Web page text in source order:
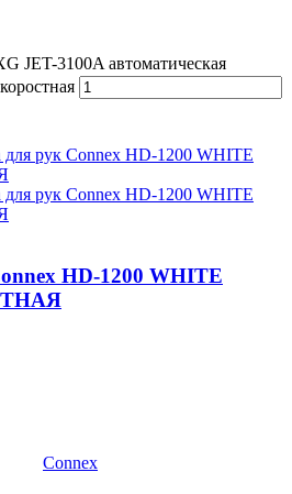
JET-3100A автоматическая
HD-1200 WHITE
Connex